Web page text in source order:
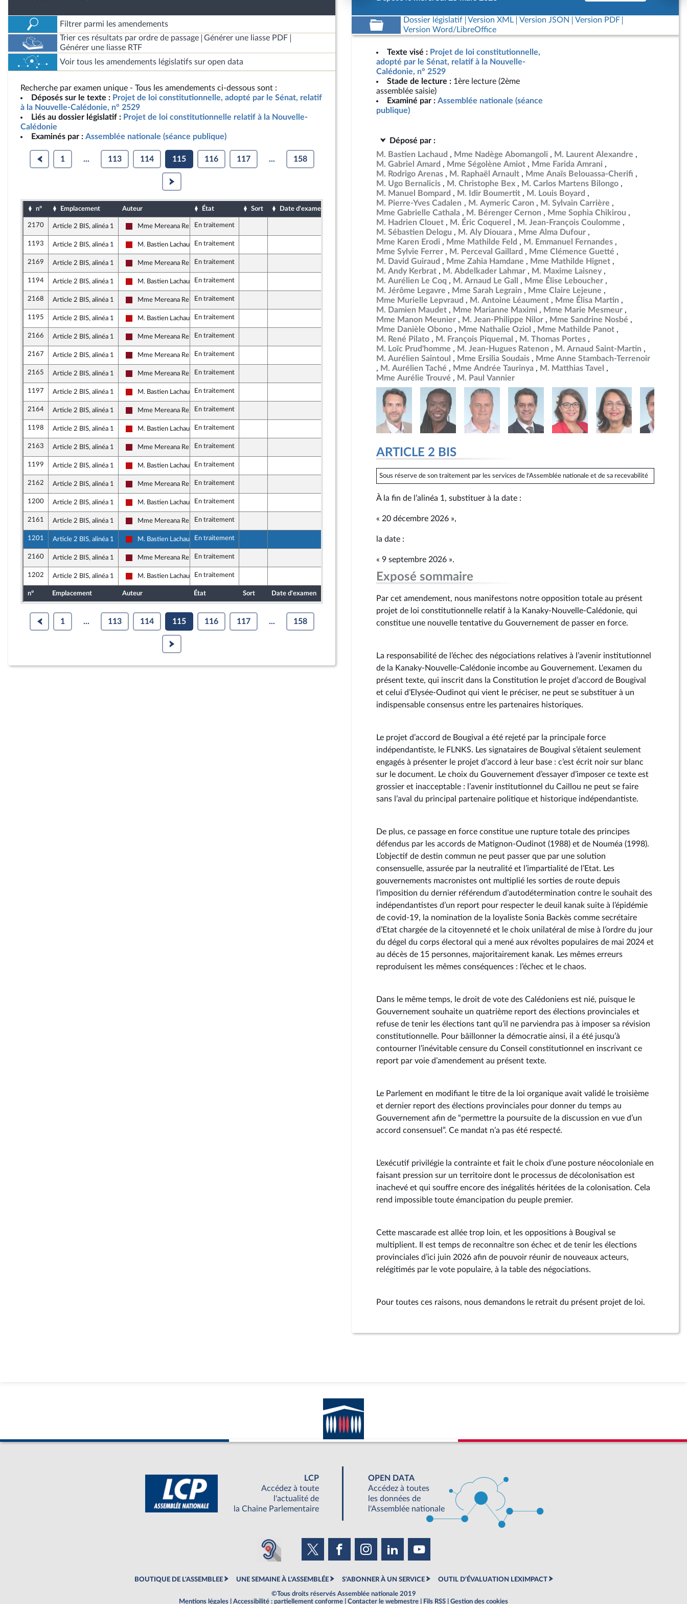
Filtrer parmi les amendements
Trier ces résultats par ordre de passage
Générer une liasse PDF
Générer une liasse RTF
Voir tous les amendements législatifs sur open data
Recherche par examen unique - Tous les amendements ci-dessous sont :
Déposés sur le texte : Projet de loi constitutionnelle, adopté par le Sénat, relatif
à la Nouvelle-Calédonie, n° 2529
Liés au dossier législatif : Projet de loi constitutionnelle relatif à la Nouvelle-
Calédonie
Examinés par : Assemblée nationale (séance publique)
1 ... 113 114 115 116 117 ... 158
n° Emplacement Auteur État Sort Date d'examen Date de dépôt
2170 Article 2 BIS, alinéa 1
Gauche Démocrate et Républicaine
Mme Mereana Reid Arbelot
En traitement
1193 Article 2 BIS, alinéa 1
La France insoumise - Nouveau Front Populaire
M. Bastien Lachaud En traitement
2169 Article 2 BIS, alinéa 1
Gauche Démocrate et Républicaine
Mme Mereana Reid Arbelot
En traitement
1194 Article 2 BIS, alinéa 1
La France insoumise - Nouveau Front Populaire
M. Bastien Lachaud En traitement
2168 Article 2 BIS, alinéa 1
Gauche Démocrate et Républicaine
Mme Mereana Reid Arbelot
En traitement
1195 Article 2 BIS, alinéa 1
La France insoumise - Nouveau Front Populaire
M. Bastien Lachaud En traitement
2166 Article 2 BIS, alinéa 1
Gauche Démocrate et Républicaine
Mme Mereana Reid Arbelot
En traitement
2167 Article 2 BIS, alinéa 1
Gauche Démocrate et Républicaine
Mme Mereana Reid Arbelot
En traitement
2165 Article 2 BIS, alinéa 1
Gauche Démocrate et Républicaine
Mme Mereana Reid Arbelot
En traitement
1197 Article 2 BIS, alinéa 1
La France insoumise - Nouveau Front Populaire
M. Bastien Lachaud En traitement
2164 Article 2 BIS, alinéa 1
Gauche Démocrate et Républicaine
Mme Mereana Reid Arbelot
En traitement
1198 Article 2 BIS, alinéa 1
La France insoumise - Nouveau Front Populaire
M. Bastien Lachaud En traitement
2163 Article 2 BIS, alinéa 1
Gauche Démocrate et Républicaine
Mme Mereana Reid Arbelot
En traitement
1199 Article 2 BIS, alinéa 1
La France insoumise - Nouveau Front Populaire
M. Bastien Lachaud En traitement
2162 Article 2 BIS, alinéa 1
Gauche Démocrate et Républicaine
Mme Mereana Reid Arbelot
En traitement
1200 Article 2 BIS, alinéa 1
La France insoumise - Nouveau Front Populaire
M. Bastien Lachaud En traitement
2161 Article 2 BIS, alinéa 1
Gauche Démocrate et Républicaine
Mme Mereana Reid Arbelot
En traitement
1201 Article 2 BIS, alinéa 1
La France insoumise - Nouveau Front Populaire
M. Bastien Lachaud En traitement
2160 Article 2 BIS, alinéa 1
Gauche Démocrate et Républicaine
Mme Mereana Reid Arbelot
En traitement
1202 Article 2 BIS, alinéa 1
La France insoumise - Nouveau Front Populaire
M. Bastien Lachaud En traitement
n° Emplacement Auteur État Sort Date d'examen
1 ... 113 114 115 116 117 ... 158
Dossier législatif Version XML Version JSON
Version PDF
Version Word/LibreOffice
Texte visé : Projet de loi constitutionnelle,
adopté par le Sénat, relatif à la Nouvelle-
Calédonie, n° 2529
Stade de lecture : 1ère lecture (2ème
assemblée saisie)
Examiné par : Assemblée nationale (séance
publique)
Déposé par :
M. Bastien Lachaud
Mme Nadège Abomangoli
M. Laurent Alexandre
M. Gabriel Amard
Mme Ségolène Amiot
Mme Farida Amrani
M. Rodrigo Arenas
M. Raphaël Arnault
Mme Anaïs Belouassa-Cherifi
M. Ugo Bernalicis
M. Christophe Bex
M. Carlos Martens Bilongo
M. Manuel Bompard
M. Idir Boumertit
M. Louis Boyard
M. Pierre-Yves Cadalen
M. Aymeric Caron
M. Sylvain Carrière
Mme Gabrielle Cathala
M. Bérenger Cernon
Mme Sophia Chikirou
M. Hadrien Clouet
M. Éric Coquerel
M. Jean-François Coulomme
M. Sébastien Delogu
M. Aly Diouara
Mme Alma Dufour
Mme Karen Erodi
Mme Mathilde Feld
M. Emmanuel Fernandes
Mme Sylvie Ferrer
M. Perceval Gaillard
Mme Clémence Guetté
M. David Guiraud
Mme Zahia Hamdane
Mme Mathilde Hignet
M. Andy Kerbrat
M. Abdelkader Lahmar
M. Maxime Laisney
M. Aurélien Le Coq
M. Arnaud Le Gall
Mme Élise Leboucher
M. Jérôme Legavre
Mme Sarah Legrain
Mme Claire Lejeune
Mme Murielle Lepvraud
M. Antoine Léaument
Mme Élisa Martin
M. Damien Maudet
Mme Marianne Maximi
Mme Marie Mesmeur
Mme Manon Meunier
M. Jean-Philippe Nilor
Mme Sandrine Nosbé
Mme Danièle Obono
Mme Nathalie Oziol
Mme Mathilde Panot
M. René Pilato
M. François Piquemal
M. Thomas Portes
M. Loïc Prud'homme
M. Jean-Hugues Ratenon
M. Arnaud Saint-Martin
M. Aurélien Saintoul
Mme Ersilia Soudais
Mme Anne Stambach-Terrenoir
M. Aurélien Taché
Mme Andrée Taurinya
M. Matthias Tavel
Mme Aurélie Trouvé
M. Paul Vannier
ARTICLE 2 BIS
Sous réserve de son traitement par les services de l'Assemblée nationale et de sa recevabilité
À la fin de l’alinéa 1, substituer à la date :
« 20 décembre 2026 »,
la date :
« 9 septembre 2026 ».
Exposé sommaire
Par cet amendement, nous manifestons notre opposition totale au présent
projet de loi constitutionnelle relatif à la Kanaky-Nouvelle-Calédonie, qui
constitue une nouvelle tentative du Gouvernement de passer en force.
La responsabilité de l’échec des négociations relatives à l’avenir institutionnel
de la Kanaky-Nouvelle-Calédonie incombe au Gouvernement. L'examen du
présent texte, qui inscrit dans la Constitution le projet d’accord de Bougival
et celui d’Elysée-Oudinot qui vient le préciser, ne peut se substituer à un
indispensable consensus entre les partenaires historiques.
Le projet d’accord de Bougival a été rejeté par la principale force
indépendantiste, le FLNKS. Les signataires de Bougival s’étaient seulement
engagés à présenter le projet d’accord à leur base : c’est écrit noir sur blanc
sur le document. Le choix du Gouvernement d’essayer d’imposer ce texte est
grossier et inacceptable : l’avenir institutionnel du Caillou ne peut se faire
sans l’aval du principal partenaire politique et historique indépendantiste.
De plus, ce passage en force constitue une rupture totale des principes
défendus par les accords de Matignon-Oudinot (1988) et de Nouméa (1998).
L’objectif de destin commun ne peut passer que par une solution
consensuelle, assurée par la neutralité et l’impartialité de l’Etat. Les
gouvernements macronistes ont multiplié les sorties de route depuis
l’imposition du dernier référendum d’autodétermination contre le souhait des
indépendantistes d’un report pour respecter le deuil kanak suite à l’épidémie
de covid-19, la nomination de la loyaliste Sonia Backès comme secrétaire
d’Etat chargée de la citoyenneté et le choix unilatéral de mise à l’ordre du jour
du dégel du corps électoral qui a mené aux révoltes populaires de mai 2024 et
au décès de 15 personnes, majoritairement kanak. Les mêmes erreurs
reproduisent les mêmes conséquences : l’échec et le chaos.
Dans le même temps, le droit de vote des Calédoniens est nié, puisque le
Gouvernement souhaite un quatrième report des élections provinciales et
refuse de tenir les élections tant qu’il ne parviendra pas à imposer sa révision
constitutionnelle. Pour bâillonner la démocratie ainsi, il a été jusqu’à
contourner l’inévitable censure du Conseil constitutionnel en inscrivant ce
report par voie d’amendement au présent texte.
Le Parlement en modifiant le titre de la loi organique avait validé le troisième
et dernier report des élections provinciales pour donner du temps au
Gouvernement afin de “permettre la poursuite de la discussion en vue d’un
accord consensuel”. Ce mandat n’a pas été respecté.
L’exécutif privilégie la contrainte et fait le choix d’une posture néocoloniale en
faisant pression sur un territoire dont le processus de décolonisation est
inachevé et qui souffre encore des inégalités héritées de la colonisation. Cela
rend impossible toute émancipation du peuple premier.
Cette mascarade est allée trop loin, et les oppositions à Bougival se
multiplient. Il est temps de reconnaître son échec et de tenir les élections
provinciales d’ici juin 2026 afin de pouvoir réunir de nouveaux acteurs,
relégitimés par le vote populaire, à la table des négociations.
Pour toutes ces raisons, nous demandons le retrait du présent projet de loi.
LCP
Accédez à toute
l'actualité de
la Chaine Parlementaire
OPEN DATA
Accédez à toutes
les données de
l'Assemblée nationale
BOUTIQUE DE L'ASSEMBLEE UNE SEMAINE À L'ASSEMBLÉE S'ABONNER À UN SERVICE OUTIL D'ÉVALUATION LEXIMPACT
©Tous droits réservés Assemblée nationale 2019
Mentions légales
Accessibilité : partiellement conforme Contacter le webmestre Fils RSS Gestion des cookies